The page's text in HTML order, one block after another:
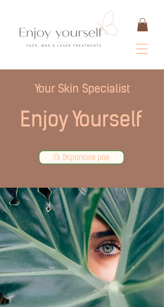
Your Skin Specialist
Enjoy Yourself
Οι θεραπείες μας